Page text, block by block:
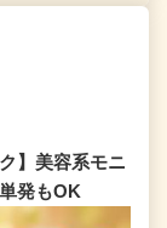
】美容系モニ
発もOK